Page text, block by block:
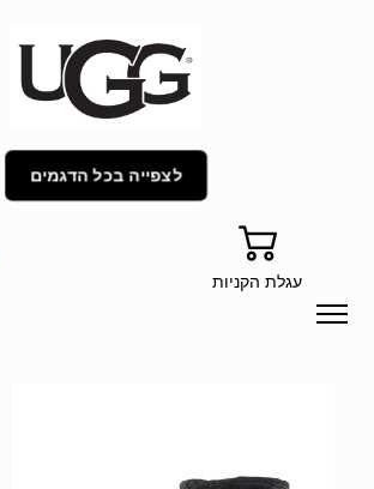
לצפייה בכל הדגמים
עגלת הקניות